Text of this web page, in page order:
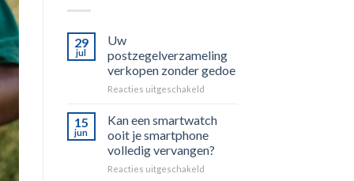
29
jul
Uw
postzegelverzameling
verkopen zonder gedoe
Reacties uitgeschakeldvoor
postzegelverzameling
zonder
gedoe
15
jun
Kan een smartwatch
ooit je smartphone
volledig vervangen?
Reacties uitgeschakeldvoor